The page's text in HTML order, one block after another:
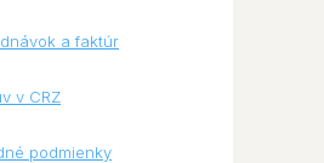
a faktúr
v CRZ
podmienky